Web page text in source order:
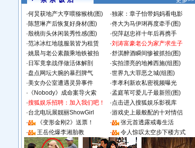
·何炅获地产大亨喂猕猴桃(图) ·独家：章子怡带妈妈看电影
·陈慧琳产后恢复好身材(图) ·佟大为马伊琍再度牵手(图)
·殷桃街头休闲装秀性感(图) ·倪萍赵忠祥十年后再携手
·范冰冰红地毯服装皆为租赁 ·刘涛富豪老公为家产求生子
·姚晨与老公素颜乘地铁被拍 ·舒淇醉酒瞬间惨被抓拍(图)
· 日军竟拿战俘做活体解剖 ·实拍漂亮的地摊西施(组图)
·盘点网坛大腕的暴烈脾气 ·世界九大罪恶之城(组图)
·美女办公室遭遇灵异事件 ·李孝利新欢私密视频曝光
· 《Nobody》成命案导火索 ·孟庭苇可爱儿子最新照(图)
·搜狐娱乐招聘：加入我们吧！ ·点击进入搜狐娱乐影视库
·台北电玩展靓丽ShowGirl ·游戏史上最般配的十对情侣
·
《变形金刚2》送票！ ·
张元首透露戒毒生活
·
王岳伦爆李湘胎教 · 令人惊叹太空步下楼方式